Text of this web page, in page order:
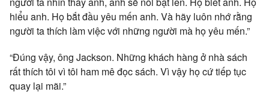
hiểu anh. Họ bắt đầu yêu mến anh. Và hãy luôn nhớ rằng
người ta thích làm việc với những người mà họ yêu mến.”
“Đúng vậy, ông Jackson. Những khách hàng ở nhà sách
rất thích tôi vì tôi ham mê đọc sách. Vì vậy họ cứ tiếp tục
quay lại mãi.”